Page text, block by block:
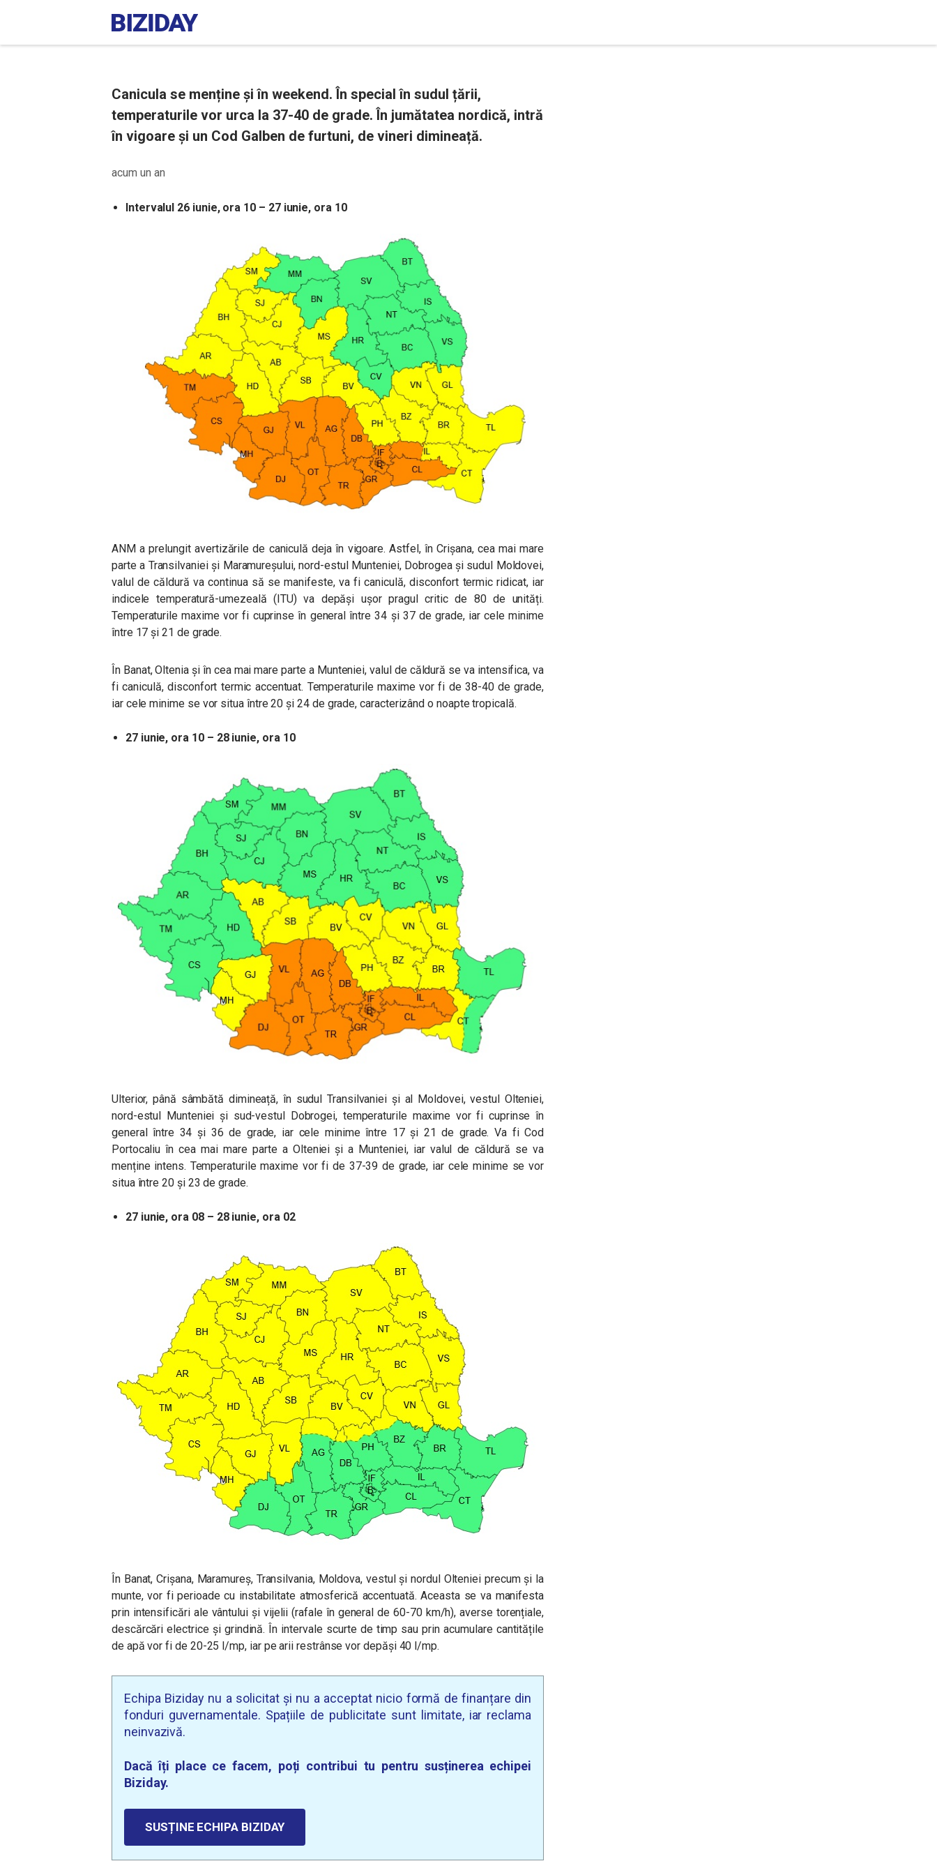
Canicula se menține și în weekend. În special în sudul țării,
temperaturile vor urca la 37-40 de grade. În jumătatea nordică, intră
în vigoare și un Cod Galben de furtuni, de vineri dimineață.
acum un an
Intervalul 26 iunie, ora 10 – 27 iunie, ora 10
ANM a prelungit avertizările de caniculă deja în vigoare. Astfel, în Crișana, cea mai mare
parte a Transilvaniei și Maramureșului, nord-estul Munteniei, Dobrogea și sudul Moldovei,
valul de căldură va continua să se manifeste, va fi caniculă, disconfort termic ridicat, iar
indicele temperatură-umezeală (ITU) va depăși ușor pragul critic de 80 de unități.
Temperaturile maxime vor fi cuprinse în general între 34 și 37 de grade, iar cele minime
între 17 și 21 de grade.
În Banat, Oltenia și în cea mai mare parte a Munteniei, valul de căldură se va intensifica, va
fi caniculă, disconfort termic accentuat. Temperaturile maxime vor fi de 38-40 de grade,
iar cele minime se vor situa între 20 și 24 de grade, caracterizând o noapte tropicală.
27 iunie, ora 10 – 28 iunie, ora 10
Ulterior, până sâmbătă dimineață, în sudul Transilvaniei și al Moldovei, vestul Olteniei,
nord-estul Munteniei și sud-vestul Dobrogei, temperaturile maxime vor fi cuprinse în
general între 34 și 36 de grade, iar cele minime între 17 și 21 de grade. Va fi Cod
Portocaliu în cea mai mare parte a Olteniei și a Munteniei, iar valul de căldură se va
menține intens. Temperaturile maxime vor fi de 37-39 de grade, iar cele minime se vor
situa între 20 și 23 de grade.
27 iunie, ora 08 – 28 iunie, ora 02
În Banat, Crișana, Maramureș, Transilvania, Moldova, vestul și nordul Olteniei precum și la
munte, vor fi perioade cu instabilitate atmosferică accentuată. Aceasta se va manifesta
prin intensificări ale vântului și vijelii (rafale în general de 60-70 km/h), averse torențiale,
descărcări electrice și grindină. În intervale scurte de timp sau prin acumulare cantitățile
de apă vor fi de 20-25 l/mp, iar pe arii restrânse vor depăși 40 l/mp.
Echipa Biziday nu a solicitat și nu a acceptat nicio formă de finanțare din
fonduri guvernamentale. Spațiile de publicitate sunt limitate, iar reclama
neinvazivă.
Dacă îți place ce facem, poți contribui tu pentru susținerea echipei
Biziday.
SUSȚINE ECHIPA BIZIDAY